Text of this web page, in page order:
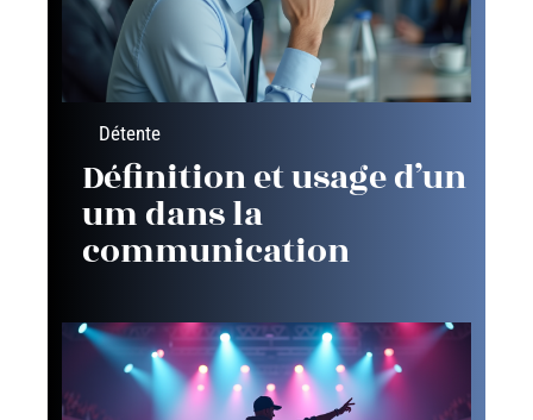
Détente
Définition et usage d’un
um dans la
communication